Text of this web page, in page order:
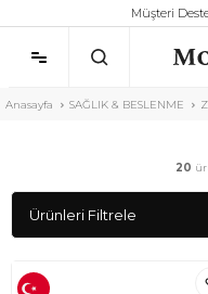
Müşteri
Anasayfa SAĞLIK & BESLENME
20
Ürünleri Filtrele